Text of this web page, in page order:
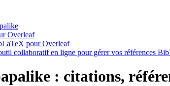
Overleaf
pour Overleaf
collaboratif en ligne pour gérer vos références
: citations,